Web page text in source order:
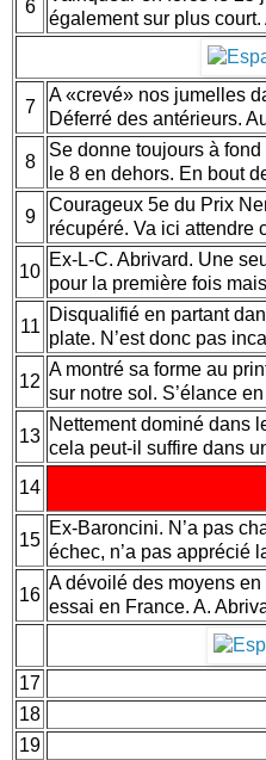
6
également sur plus
7
A «crevé» nos jumelles
Déferré des antérieurs.
8
Se donne toujours à
le 8 en dehors. En bout
9
Courageux 5e du Prix
récupéré. Va ici attendre
10
Ex-L-C. Abrivard. Une
pour la première fois
11
Disqualifié en partant
plate. N’est donc pas
12
A montré sa forme au
sur notre sol. S’élance
13
Nettement dominé dans
cela peut-il suffire dans
14
15
Ex-Baroncini. N’a pas
échec, n’a pas apprécié
16
A dévoilé des moyens
essai en France. A.
17
18
19